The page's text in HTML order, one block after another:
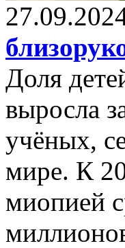
Доля
выросла
учёных,
мире. К
миопией